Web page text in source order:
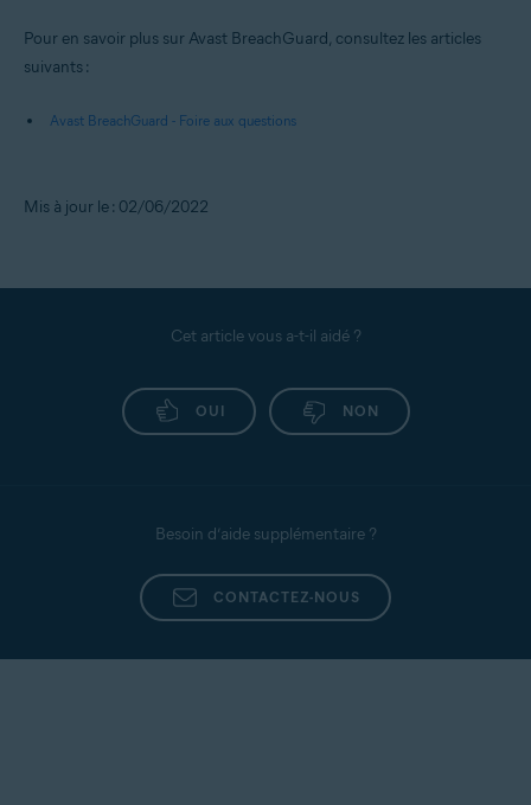
Pour en savoir plus sur Avast BreachGuard, consultez les articles
suivants :
Avast BreachGuard - Foire aux questions
Mis à jour le : 02/06/2022
Cet article vous a-t-il aidé ?
OUI NON
Besoin d’aide supplémentaire ?
CONTACTEZ-NOUS